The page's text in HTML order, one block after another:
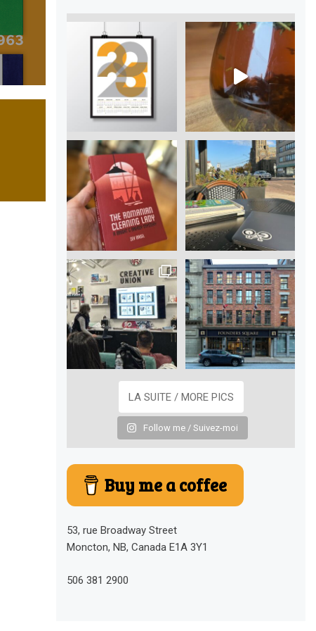
LA SUITE / MORE PICS
Follow me / Suivez-moi
Buy me a coffee
53, rue Broadway Street
Moncton, NB, Canada E1A 3Y1
506 381 2900